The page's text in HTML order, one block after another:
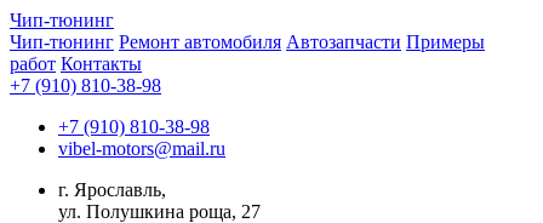
Чип-тюнинг
Чип-тюнинг Ремонт автомобиля Автозапчасти Примеры
работ Контакты
+7 (910) 810-38-98
+7 (910) 810-38-98
vibel-motors@mail.ru
г. Ярославль,
ул. Полушкина роща, 27